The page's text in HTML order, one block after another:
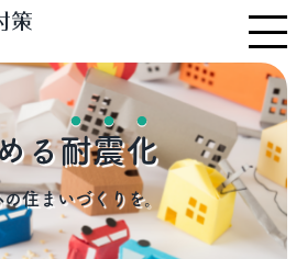
る耐震化
住まいづくりを。